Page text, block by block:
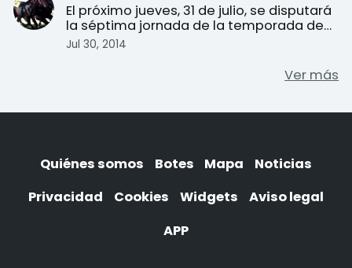
El próximo jueves, 31 de julio, se disputará
la séptima jornada de la temporada de
verano 2014 d ...
Jul 30, 2014
Ver más
Quiénes somos Botes Mapa
Noticias
Privacidad
Cookies Widgets
Aviso legal
APP